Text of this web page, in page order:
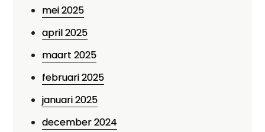
mei 2025
april 2025
maart 2025
februari 2025
januari 2025
december 2024